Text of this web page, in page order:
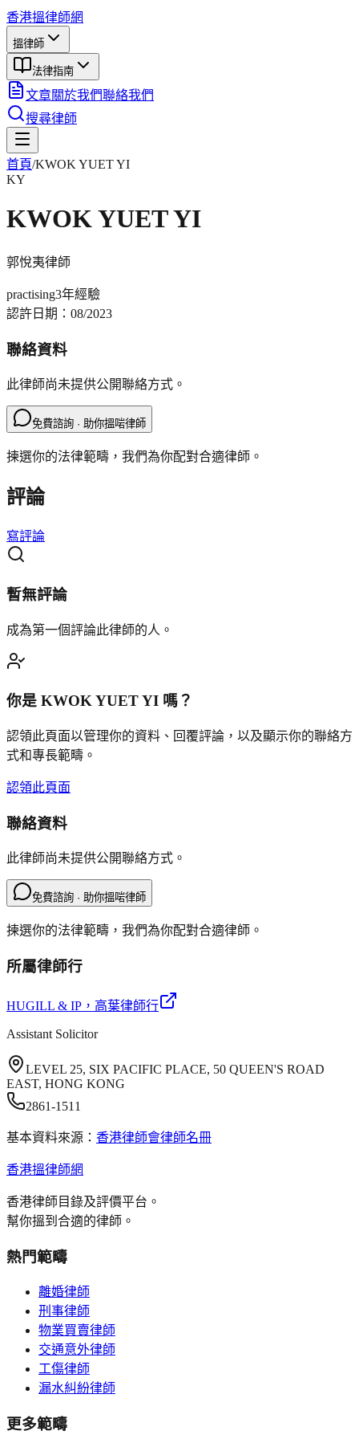
香港搵律師網
搵律師
法律指南
文章關於我們聯絡我們
搜尋律師
首頁/KWOK YUET YI
KY
KWOK YUET YI
郭悅夷律師
practising3年經驗
認許日期： 08/2023
聯絡資料
此律師尚未提供公開聯絡方式。
免費諮詢 · 助你搵啱律師
揀選你的法律範疇，我們為你配對合適律師。
評論
寫評論
暫無評論
成為第一個評論此律師的人。
你是 KWOK YUET YI 嗎？
認領此頁面以管理你的資料、回覆評論，以及顯示你的聯絡方
式和專長範疇。
認領此頁面
聯絡資料
此律師尚未提供公開聯絡方式。
免費諮詢 · 助你搵啱律師
揀選你的法律範疇，我們為你配對合適律師。
所屬律師行
HUGILL & IP ，高葉律師行
Assistant Solicitor
LEVEL 25, SIX PACIFIC PLACE, 50 QUEEN'S ROAD
EAST, HONG KONG
2861-1511
基本資料來源： 香港律師會律師名冊
香港搵律師網
香港律師目錄及評價平台。
幫你搵到合適的律師。
熱門範疇
離婚律師
刑事律師
物業買賣律師
交通意外律師
工傷律師
漏水糾紛律師
更多範疇